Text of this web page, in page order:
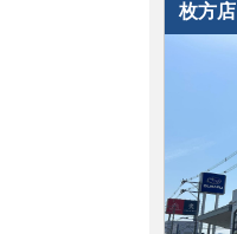
枚方店